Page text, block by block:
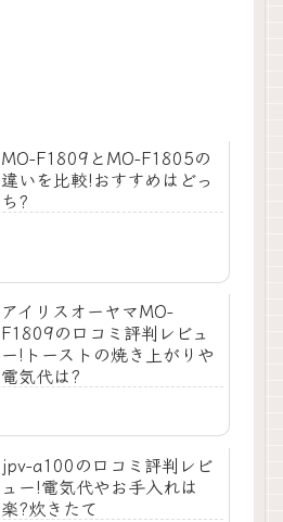
MO-F1809とMO-F1805の
違いを比較!おすすめはどっ
ち?
アイリスオーヤマMO-
F1809の口コミ評判レビュ
ー!トーストの焼き上がりや
電気代は?
jpv-a100の口コミ評判レビ
ュー!電気代やお手入れは
楽?炊きたて